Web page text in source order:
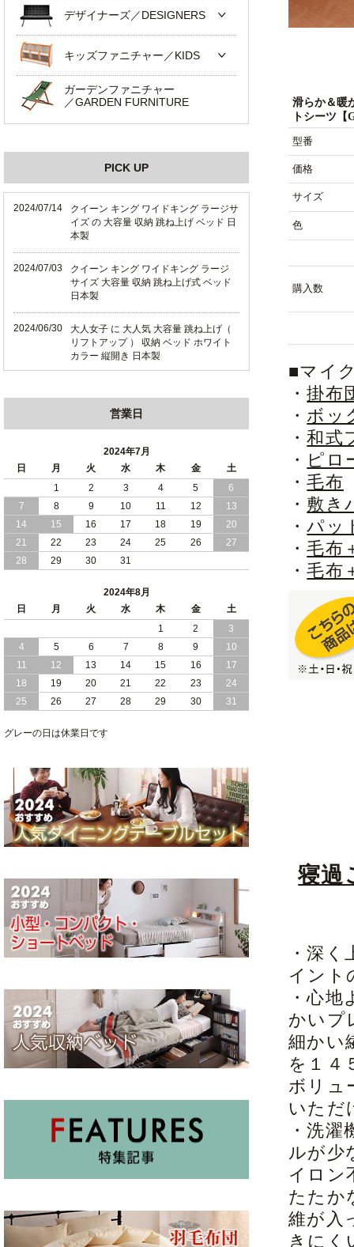
滑らか＆暖
トシーツ【
型番
価格
サイズ
色
購入数
■マイ
・掛布
・ ボッ
・和式
・ ピロ
・毛布
・ 敷き
・パッ
・毛布
・毛布
寝過
・深
イント
・心
かいプ
細かい
を１４
ボリュ
いただ
・洗
ルが少
イロン
たたか
維が入
きにく
デザイナーズ／DESIGNERS
キッズファニチャー／KIDS
ガーデンファニチャー
／GARDEN FURNITURE
PICK UP
2024/07/14
クイーン キング ワイドキング ラージサ
イズ の 大容量 収納 跳ね上げ ベッド 日
本製
2024/07/03
クイーン キング ワイドキング ラージ
サイズ 大容量 収納 跳ね上げ式 ベッド
日本製
2024/06/30
大人女子 に 大人気 大容量 跳ね上げ（
リフトアップ ） 収納 ベッド ホワイト
カラー 縦開き 日本製
ワイトカラー 縦開き 日本製
全長190cm ショート丈 コンパクト 大容
量 収納力 の 跳ね上げ （ リフトアップ
） 式 ベッド 横開き 日本製
2024/05/27
日本製 大容量 収納 跳ね上げ式 リフト
アップ 横開き ヘッドボードレス ベッド
組立設置サービス付
2024/05/21
日本製 大容量 収納 跳ね上げ式 リフト
組立設置付
日本製 大容量 収納 跳ね上げ式 （ リフ
トアップ ） ベッド 横開き ヘッドボー
ド 組立設置 付き
2024/04/25
日本製 収納 跳ね上げ式 リフトアップ
ベッド 縦開き ヘッドボード 組立設置サ
営業日
2024年7月
日
月 火 水 木 金
土
1
2 3 4 5
6
7
8 9 10 11 12
13
14
15 16 17 18 19
20
21
22 23 24 25 26
27
28
29 30 31
2024年8月
日
月 火 水 木 金
土
1
2
3
4
5 6 7 8 9
10
11
12 13 14 15 16
17
18
19 20 21 22 23
24
25
26 27 28 29 30 31
グレーの日は休業日です